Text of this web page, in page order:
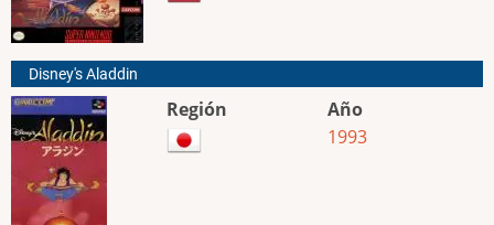
Disney's Aladdin
Región
Año
1993